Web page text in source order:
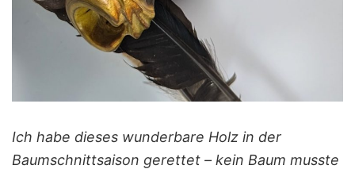
Ich habe dieses wunderbare Holz in der
Baumschnittsaison gerettet – kein Baum musste